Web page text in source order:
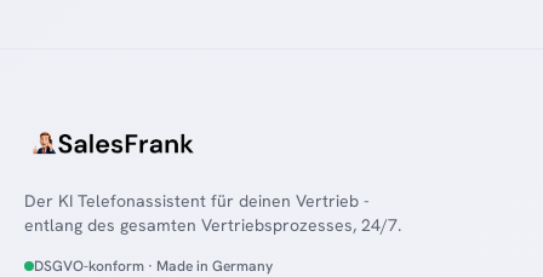
Der KI Telefonassistent für deinen Vertrieb -
entlang des gesamten Vertriebsprozesses, 24/7.
DSGVO-konform · Made in Germany